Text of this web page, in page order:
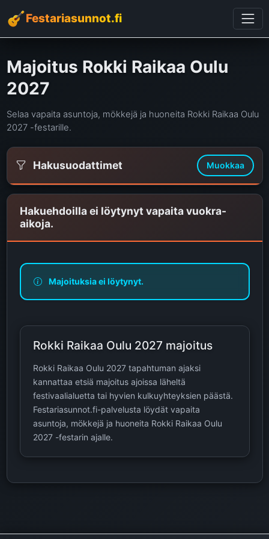
Festariasunnot.fi
Majoitus Rokki Raikaa Oulu
2027
Selaa vapaita asuntoja, mökkejä ja huoneita Rokki Raikaa Oulu
2027 -festarille.
Hakusuodattimet Muokkaa
Hakuehdoilla ei löytynyt vapaita vuokra-
aikoja.
Majoituksia ei löytynyt.
Rokki Raikaa Oulu 2027 majoitus
Rokki Raikaa Oulu 2027 tapahtuman ajaksi
kannattaa etsiä majoitus ajoissa läheltä
festivaalialuetta tai hyvien kulkuyhteyksien päästä.
Festariasunnot.fi-palvelusta löydät vapaita
asuntoja, mökkejä ja huoneita Rokki Raikaa Oulu
2027 -festarin ajalle.